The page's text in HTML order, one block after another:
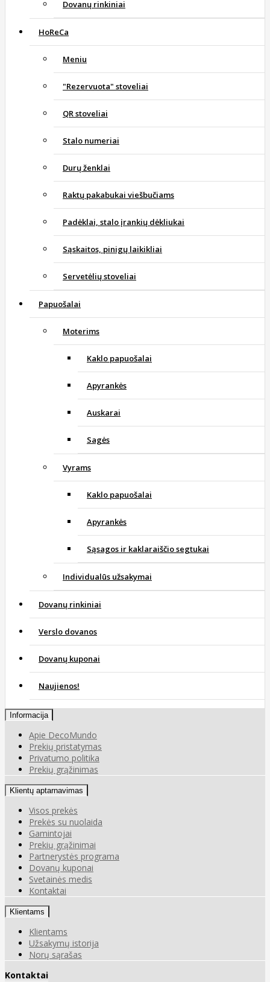
Dovanų rinkiniai
HoReCa
Meniu
"Rezervuota" stoveliai
QR stoveliai
Stalo numeriai
Durų ženklai
Raktų pakabukai viešbučiams
Padėklai, stalo įrankių dėkliukai
Sąskaitos, pinigų laikikliai
Servetėlių stoveliai
Papuošalai
Moterims
Kaklo papuošalai
Apyrankės
Auskarai
Sagės
Vyrams
Kaklo papuošalai
Apyrankės
Sąsagos ir kaklaraiščio segtukai
Individualūs užsakymai
Dovanų rinkiniai
Verslo dovanos
Dovanų kuponai
Naujienos!
Informacija
Apie DecoMundo
Prekių pristatymas
Privatumo politika
Prekių grąžinimas
Klientų aptarnavimas
Visos prekės
Prekės su nuolaida
Gamintojai
Prekių grąžinimai
Partnerystės programa
Dovanų kuponai
Svetainės medis
Kontaktai
Klientams
Klientams
Užsakymų istorija
Norų sąrašas
Kontaktai